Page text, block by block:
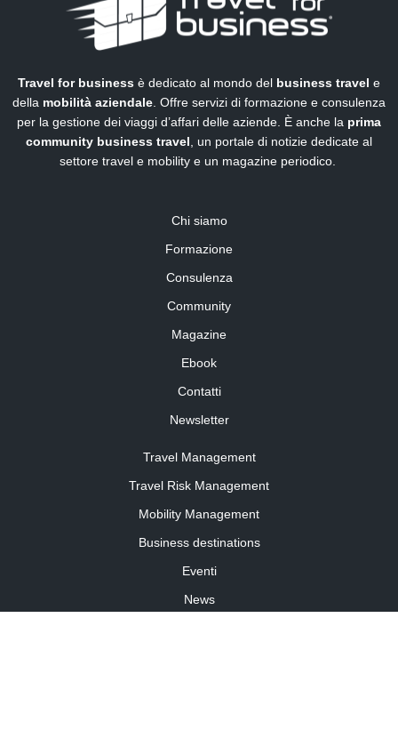
Travel for business è dedicato al mondo del business travel e
della mobilità aziendale. Offre servizi di formazione e consulenza
per la gestione dei viaggi d’affari delle aziende. È anche la prima
community business travel, un portale di notizie dedicate al
settore travel e mobility e un magazine periodico.
Chi siamo
Formazione
Consulenza
Community
Magazine
Ebook
Contatti
Newsletter
Travel Management
Travel Risk Management
Mobility Management
Business destinations
Eventi
News